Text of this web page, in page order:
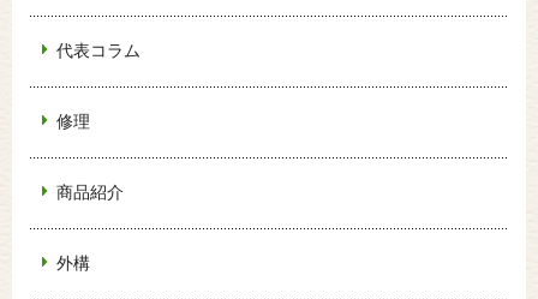
代表コラム
修理
商品紹介
外構